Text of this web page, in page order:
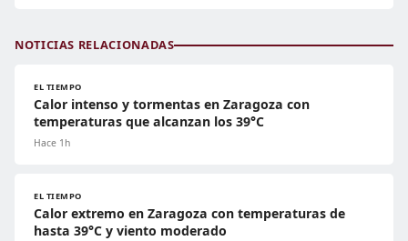
NOTICIAS RELACIONADAS
EL TIEMPO
Calor intenso y tormentas en Zaragoza con
temperaturas que alcanzan los 39°C
Hace 1h
EL TIEMPO
Calor extremo en Zaragoza con temperaturas de
hasta 39°C y viento moderado